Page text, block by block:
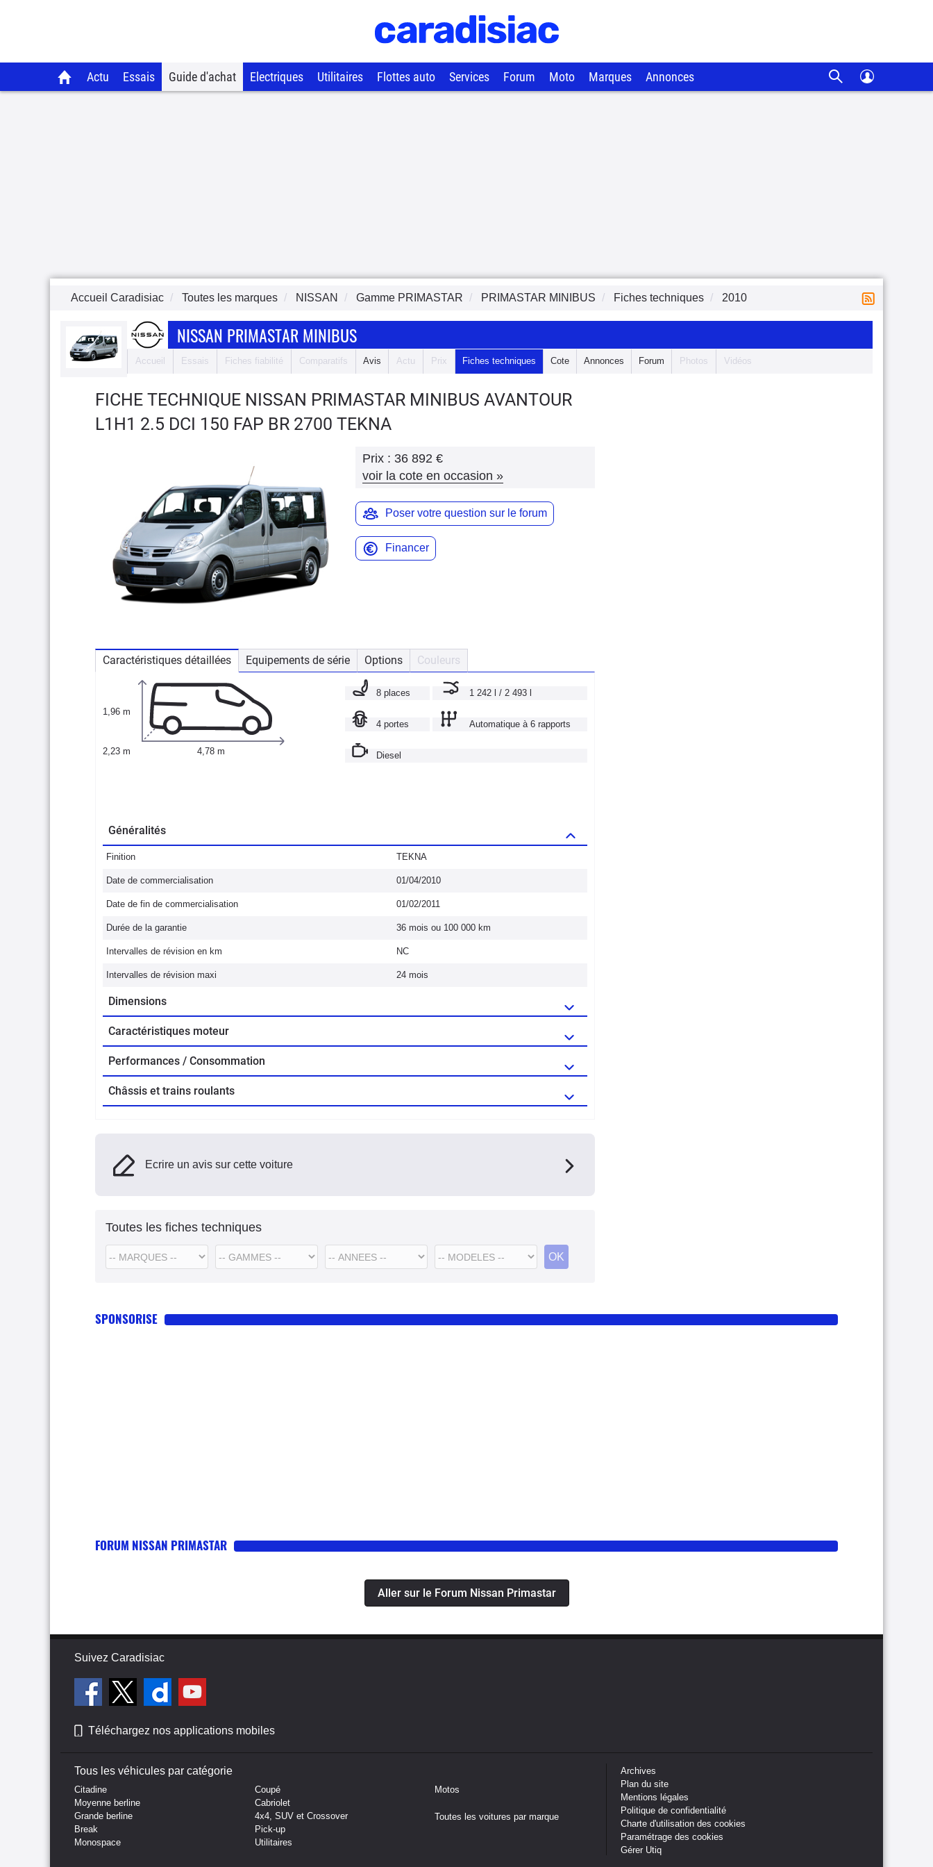
Actu Essais Guide d'achat Electriques Utilitaires Flottes auto Services Forum Moto Marques Annonces
Accueil Caradisiac Toutes les marques NISSAN Gamme PRIMASTAR PRIMASTAR MINIBUS Fiches techniques 2010
NISSAN PRIMASTAR MINIBUS
Accueil Essais Fiches fiabilité Comparatifs Avis Actu Prix Fiches techniques Cote Annonces Forum Photos Vidéos
FICHE TECHNIQUE NISSAN PRIMASTAR MINIBUS AVANTOUR
L1H1 2.5 DCI 150 FAP BR 2700 TEKNA
Prix : 36 892 €
voir la cote en occasion »
Poser votre question sur le forum
Financer
Caractéristiques détaillées Equipements de série Options Couleurs
1,96 m
2,23 m 4,78 m
8 places 1 242 l / 2 493 l
4 portes Automatique à 6 rapports
Diesel
Généralités
Finition TEKNA
Date de commercialisation 01/04/2010
Date de fin de commercialisation 01/02/2011
Durée de la garantie 36 mois ou 100 000 km
Intervalles de révision en km NC
Intervalles de révision maxi 24 mois
Dimensions
Caractéristiques moteur
Performances / Consommation
Châssis et trains roulants
Ecrire un avis sur cette voiture
Toutes les fiches techniques
SPONSORISE
FORUM NISSAN PRIMASTAR
Aller sur le Forum Nissan Primastar
Suivez Caradisiac
Téléchargez nos applications mobiles
Tous les véhicules par catégorie
Citadine
Moyenne berline
Grande berline
Break
Monospace
Coupé
Cabriolet
4x4, SUV et Crossover
Pick-up
Utilitaires
Motos
Toutes les voitures par marque
Archives
Plan du site
Mentions légales
Politique de confidentialité
Charte d'utilisation des cookies
Paramétrage des cookies
Gérer Utiq